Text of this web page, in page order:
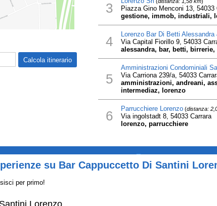
3
Piazza Gino Menconi 13, 54033
gestione, immob, industriali,
4 Lorenzo Bar Di Betti
Via Capital Fiorillo 9, 54033
alessandra, bar, betti,
5
Amministrazioni Condominiali
Via Carriona 239/a, 54033
amministrazioni, andreani,
intermediaz, lorenzo
6 Parrucchiere Lorenzo(distanza:
Via ingolstadt 8, 54033 Carrara
lorenzo, parrucchiere
su Bar Cappuccetto Di Santini
per primo!
Lorenzo